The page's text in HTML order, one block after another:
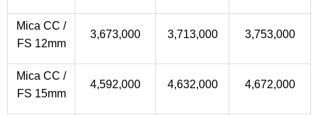
Mica CC /
FS 12mm
3,673,000 3,713,000 3,753,000
Mica CC /
FS 15mm
4,592,000 4,632,000 4,672,000